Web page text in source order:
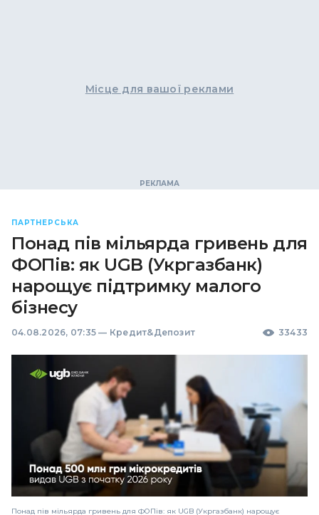
Місце для вашої реклами
ПАРТНЕРСЬКА
Понад пів мільярда гривень для
ФОПів: як UGB (Укргазбанк)
нарощує підтримку малого
бізнесу
04.08.2026, 07:35 — Кредит&Депозит 33433
Понад пів мільярда гривень для ФОПів: як UGB (Укргазбанк) нарощує